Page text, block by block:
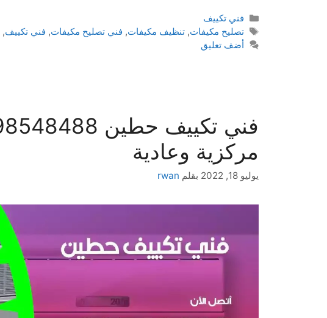
فني تكييف
تصليح مكيفات,تنظيف مكيفات, فني تصليح مكيفات, فني تكييف,
أضف تعليق
مركزية وعادية
يوليو 18, 2022 بقلم rwan